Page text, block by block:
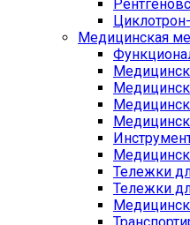
Медицинская
Тележки
Тележки